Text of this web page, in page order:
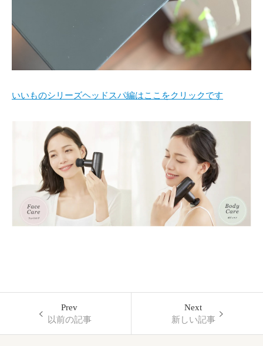
いいものシリーズヘッドスパ編はここをクリックです
Prev
以前の記事
Next
新しい記事